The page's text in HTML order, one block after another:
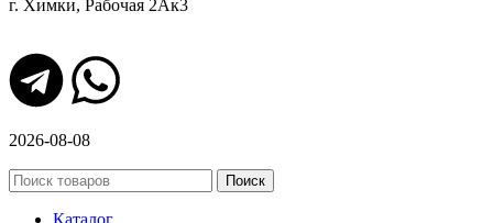
г. Химки, Рабочая 2Ак3
2026-08-08
Поиск
Каталог